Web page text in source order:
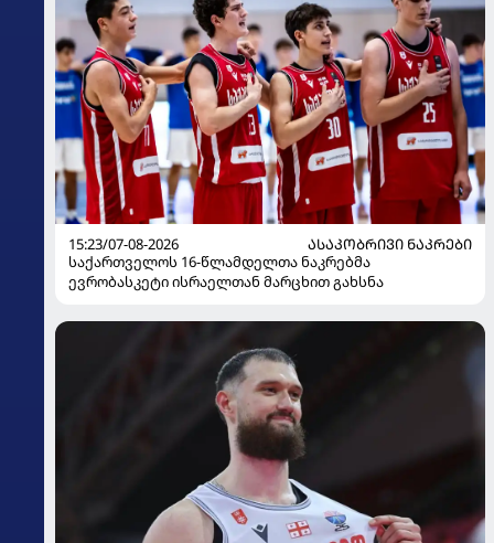
15:23/07-08-2026
ᲐᲡᲐᲙᲝᲑᲠᲘᲕᲘ ᲜᲐᲙᲠᲔᲑᲘ
საქართველოს 16-წლამდელთა ნაკრებმა
ევრობასკეტი ისრაელთან მარცხით გახსნა